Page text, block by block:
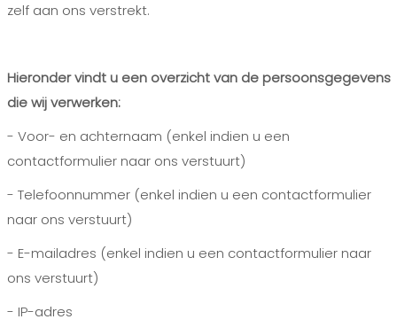
zelf aan ons verstrekt.
Hieronder vindt u een overzicht van de persoonsgegevens
die wij verwerken:
- Voor- en achternaam (enkel indien u een
contactformulier naar ons verstuurt)
- Telefoonnummer (enkel indien u een contactformulier
naar ons verstuurt)
- E-mailadres (enkel indien u een contactformulier naar
ons verstuurt)
- IP-adres